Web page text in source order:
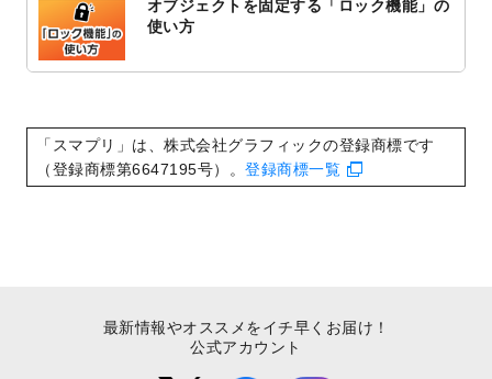
2022/9/5
年賀状のデザインテンプレート
2022/9/5
喪中はがきのデザインテンプレートを公開
2022/8/24
印刷用データの解像度
を引き上げまし
た！
オブジェクトを固定する「ロック機能」の
使い方
「スマプリ」は、株式会社グラフィックの登録商標です
（登録商標第6647195号）。 登録商標一覧
最新情報やオススメをイチ早くお届け！
公式アカウント